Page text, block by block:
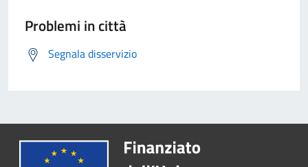
Problemi in città
Segnala disservizio